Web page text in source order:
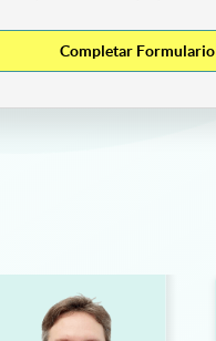
Completar Formulario